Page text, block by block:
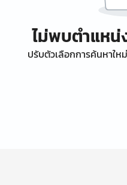
ไม่พบตำแห
ปรับตัวเลือกการค้นหาใ